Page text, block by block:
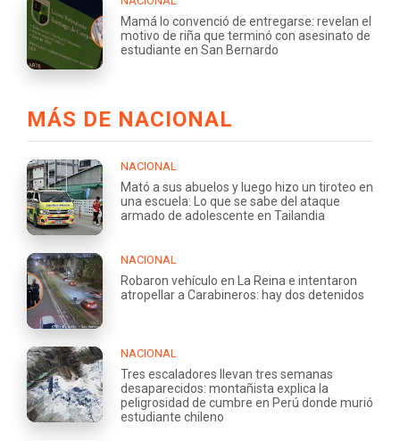
Mamá lo convenció de entregarse: revelan el
motivo de riña que terminó con asesinato de
estudiante en San Bernardo
MÁS DE NACIONAL
NACIONAL
Mató a sus abuelos y luego hizo un tiroteo en
una escuela: Lo que se sabe del ataque
armado de adolescente en Tailandia
NACIONAL
Robaron vehículo en La Reina e intentaron
atropellar a Carabineros: hay dos detenidos
NACIONAL
Tres escaladores llevan tres semanas
desaparecidos: montañista explica la
peligrosidad de cumbre en Perú donde murió
estudiante chileno